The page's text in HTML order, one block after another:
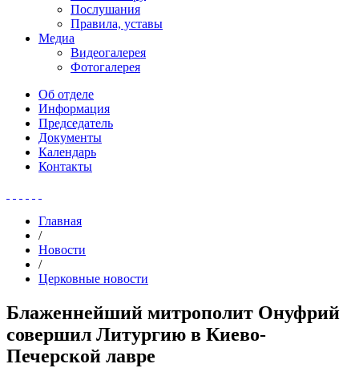
Послушания
Правила, уставы
Медиа
Видеогалерея
Фотогалерея
Об отделе
Информация
Председатель
Документы
Календарь
Контакты
Главная
/
Новости
/
Церковные новости
Блаженнейший митрополит Онуфрий
совершил Литургию в Киево-
Печерской лавре